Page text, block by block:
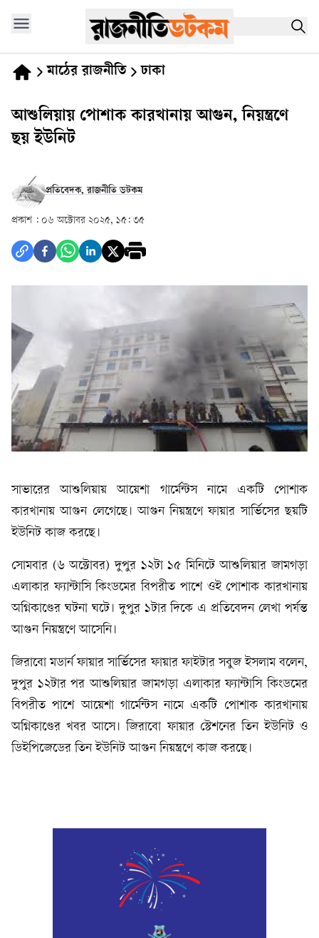
মাঠের রাজনীতি ঢাকা
আশুলিয়ায় পোশাক কারখানায় আগুন, নিয়ন্ত্রণে
ছয় ইউনিট
প্রতিবেদক, রাজনীতি ডটকম
প্রকাশ : ০৬ অক্টোবর ২০২৫, ১৫: ৩৫
সাভারের আশুলিয়ায় আয়েশা গার্মেন্টস নামে একটি পোশাক
কারখানায় আগুন লেগেছে। আগুন নিয়ন্ত্রণে ফায়ার সার্ভিসের ছয়টি
ইউনিট কাজ করছে।
সোমবার (৬ অক্টোবর) দুপুর ১২টা ১৫ মিনিটে আশুলিয়ার জামগড়া
এলাকার ফ্যান্টাসি কিংডমের বিপরীত পাশে ওই পোশাক কারখানায়
অগ্নিকাণ্ডের ঘটনা ঘটে। দুপুর ১টার দিকে এ প্রতিবেদন লেখা পর্যন্ত
আগুন নিয়ন্ত্রণে আসেনি।
জিরাবো মডার্ন ফায়ার সার্ভিসের ফায়ার ফাইটার সবুজ ইসলাম বলেন,
দুপুর ১২টার পর আশুলিয়ার জামগড়া এলাকার ফ্যান্টাসি কিংডমের
বিপরীত পাশে আয়েশা গার্মেন্টস নামে একটি পোশাক কারখানায়
অগ্নিকাণ্ডের খবর আসে। জিরাবো ফায়ার স্টেশনের তিন ইউনিট ও
ডিইপিজেডের তিন ইউনিট আগুন নিয়ন্ত্রণে কাজ করছে।